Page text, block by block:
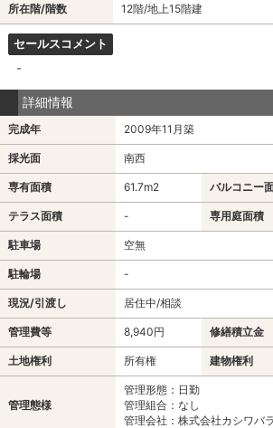
所在階/階数 12階/地上15階建
セールスコメント
-
詳細情報
完成年 2009年11月築
採光面 南西
専有面積 61.7m2 バルコニー
テラス面積 - 専用庭面積
駐車場 空無
駐輪場 -
現況/引渡し 居住中/相談
管理費等 8,940円 修繕積立金
土地権利 所有権 建物権利
管理態様
管理形態：日勤
管理組合：なし
管理会社：株式会社カシワバ